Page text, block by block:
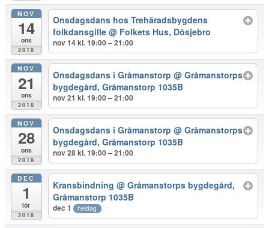
NOV
14
ons
2018
Onsdagsdans hos Trehäradsbygdens
folkdansgille@ Folkets Hus, Dösjebro
nov 14 kl. 19:00 – 21:00
NOV
21
ons
2018
Onsdagsdans i Gråmanstorp@ Gråmanstorps
bygdegård, Gråmanstorp 1035B
nov 21 kl. 19:00 – 21:00
NOV
28
ons
2018
Onsdagsdans i Gråmanstorp@ Gråmanstorps
bygdegård, Gråmanstorp 1035B
nov 28 kl. 19:00 – 21:00
DEC
1
lör
2018
Kransbindning@ Gråmanstorps bygdegård,
Gråmanstorp 1035B
dec 1 heldag